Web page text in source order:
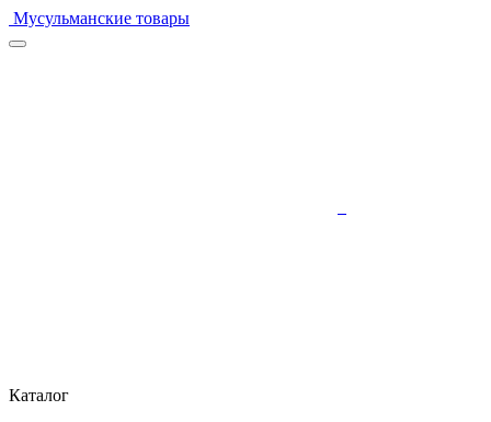
Мусульманские товары
Каталог